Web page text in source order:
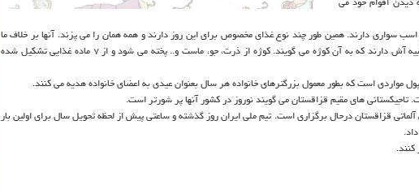
سواری دارند. همین طور چند نوع غذای مخصوص برای این روز دارند و همه همان را می پزند. آنها بر خلاف ما
هفت سین ندارند و برای خداحافظی با فصل سرد و زمستان غذایی شبیه آش دارند که به آن کوژه می گویند. کوژه از ذرت، جو، ماست و.. پخته می شود و از ۷ ماده غذایی تشکیل شده
مواردی است که بطور معمول بزرگترهای خانواده هر سال بعنوان عیدی به اعضای خانواده هدیه می کنند.
تاجیکستانی های مقیم قزاقستان می گویند نوروز در کشور آنها پر شورتر است.
آسیا دختران نوجوان از ۲۷ اسفند به میزبانی آلماتی قزاقستان درحال برگزاری است. تیم ملی ایران روز گذشته و ساعتی پیش از لحظه تحویل سال برای اولین بار